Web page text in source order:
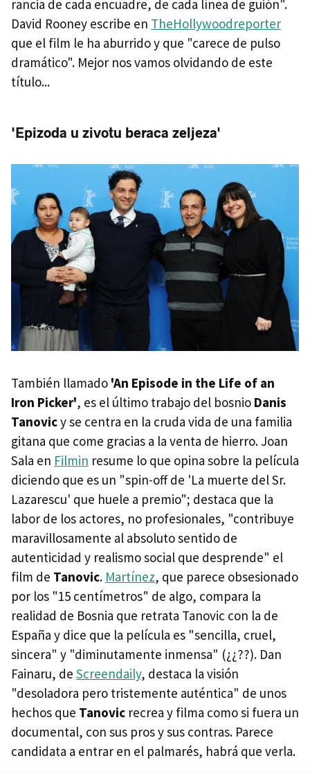
rancia de cada encuadre, de cada línea de guión".
David Rooney escribe en TheHollywoodreporter
que el film le ha aburrido y que "carece de pulso
dramático". Mejor nos vamos olvidando de este
título...
'Epizoda u zivotu beraca zeljeza'
También llamado 'An Episode in the Life of an
Iron Picker', es el último trabajo del bosnio Danis
Tanovicy se centra en la cruda vida de una familia
gitana que come gracias a la venta de hierro. Joan
Sala en Filmin resume lo que opina sobre la película
diciendo que es un "spin-off de 'La muerte del Sr.
Lazarescu' que huele a premio"; destaca que la
labor de los actores, no profesionales, "contribuye
maravillosamente al absoluto sentido de
autenticidad y realismo social que desprende" el
film de Tanovic. Martínez, que parece obsesionado
por los "15 centímetros" de algo, compara la
realidad de Bosnia que retrata Tanovic con la de
España y dice que la película es "sencilla, cruel,
sincera" y "diminutamente inmensa" (¿¿??). Dan
Fainaru, de Screendaily, destaca la visión
"desoladora pero tristemente auténtica" de unos
hechos que Tanovic recrea y filma como si fuera un
documental, con sus pros y sus contras. Parece
candidata a entrar en el palmarés, habrá que verla.